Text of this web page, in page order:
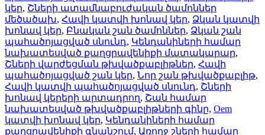
կեր, Շների ատամնաբուժական ծամոններ
մեծածախ, Հավի կատվի խոնավ կեր, Ձկան կատվի
խոնավ կեր, Բնական շան ծամոններ, Ձկան շան
պահածոյացված սնունդ, Կենդանիների համար
նախատեսված քաղցրավենիքի մատակարար,
Շների վարժեցման թխվածքաբլիթներ, Հավի
պահածոյացված շան կեր, Նոր շան թխվածքաբլիթ,
Հավի կատվի պահածոյացված սնունդ, Շների
խոնավ կերերի արտադրող, Շան համար
նախատեսված թխվածքաբլիթների գինը, Oem
կատվի խոնավ կեր, Կենդանիների համար
քաղցրավենիքի գնանշում, Առողջ շների համար